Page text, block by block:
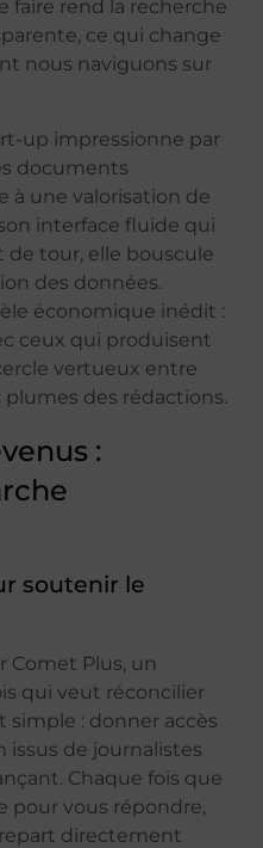
faire rend la recherche
ce qui change
nous naviguons sur
up impressionne par
documents
à une valorisation de
interface fluide qui
tour, elle bouscule
des données.
économique inédit :
ceux qui produisent
vertueux entre
plumes des rédactions.
:
soutenir le
Comet Plus, un
qui veut réconcilier
simple : donner accès
de journalistes
Chaque fois que
pour vous répondre,
directement